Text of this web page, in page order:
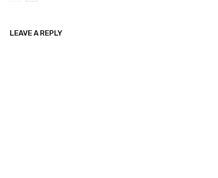
LEAVE A REPLY